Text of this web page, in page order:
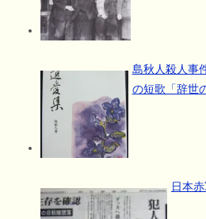
島秋人殺人事
の短歌「辞世
日本